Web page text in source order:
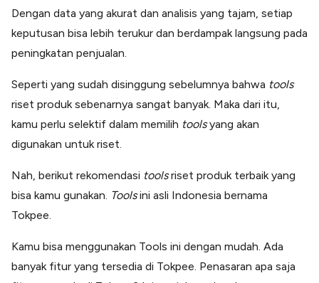
Dengan data yang akurat dan analisis yang tajam, setiap
keputusan bisa lebih terukur dan berdampak langsung pada
peningkatan penjualan.
Seperti yang sudah disinggung sebelumnya bahwa tools
riset produk sebenarnya sangat banyak. Maka dari itu,
kamu perlu selektif dalam memilih toolsyang akan
digunakan untuk riset.
Nah, berikut rekomendasi toolsriset produk terbaik yang
bisa kamu gunakan. Toolsini asli Indonesia bernama
Tokpee.
Kamu bisa menggunakan Tools ini dengan mudah. Ada
banyak fitur yang tersedia di Tokpee. Penasaran apa saja